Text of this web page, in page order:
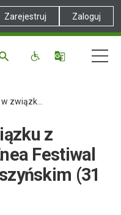
Zarejestruj Zaloguj
Strzeszyńskim (31 maja – 3 czerwca)
z
Festiwal
(31